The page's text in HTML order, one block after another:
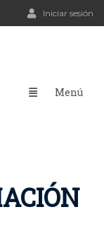
Iniciar sesión